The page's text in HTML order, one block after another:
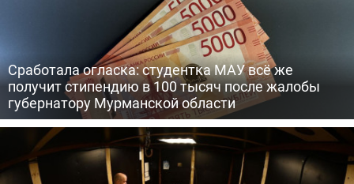
Сработала огласка: студентка МАУ всё же
получит стипендию в 100 тысяч после жалобы
губернатору Мурманской области